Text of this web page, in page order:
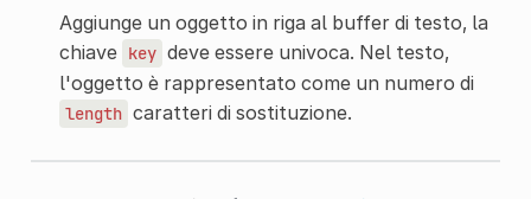
Aggiunge un oggetto in riga al buffer di testo, la
chiave key deve essere univoca. Nel testo,
l'oggetto è rappresentato come un numero di
length caratteri di sostituzione.